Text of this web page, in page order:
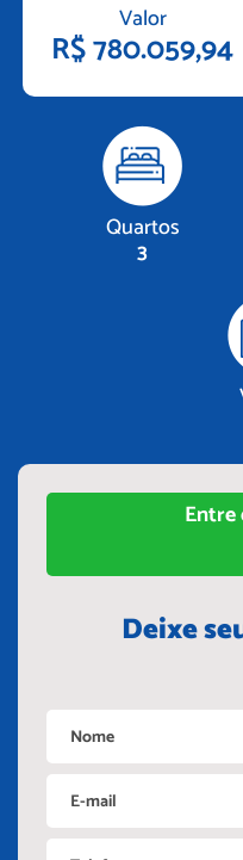
Valor
R$ 780.059,94
Quartos
3
Entre
Deixe